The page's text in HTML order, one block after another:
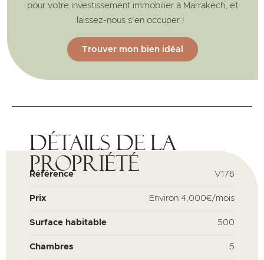
pour votre investissement immobilier à Marrakech, et
laissez-nous s’en occuper !
Trouver mon bien idéal
Détails de la
propriété
Référence V176
Prix Environ 4,000€/mois
Surface habitable 500
Chambres 5